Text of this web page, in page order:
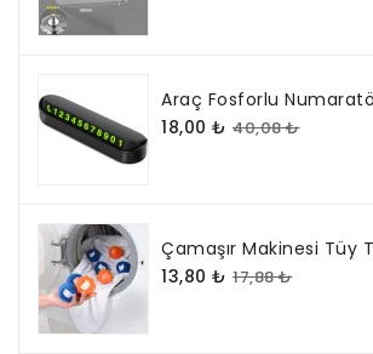
atmosfer
kazandırır
ve
bir
görünüm
sunar.
Duvara
kompakt
tasarımı
sayesinde
kolayca
monte
edilir.
Enerji
tasarrufluLED
Araç Fosforlu
18,00 ₺ 40,08 ₺
Çamaşır Makinesi Tüy
13,80 ₺ 17,88 ₺